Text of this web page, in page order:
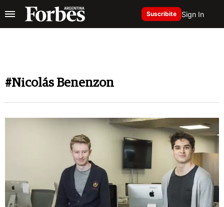
Suscribite Sign In
#Nicolás Benenzon